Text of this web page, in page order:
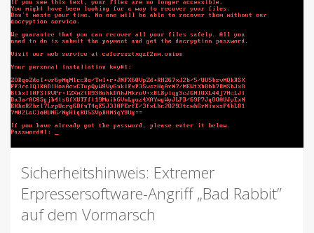
Sicherheitshinweis: Extremer
Erpressersoftware-Angriff „Bad Rabbit”
auf dem Vormarsch